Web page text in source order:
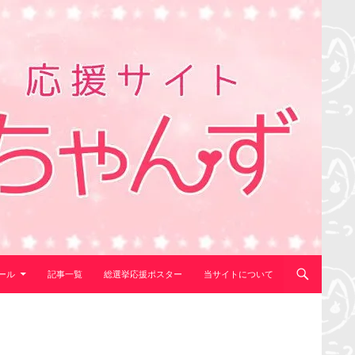
ル 記事一覧 総選挙応援ポスター 当サイトについて